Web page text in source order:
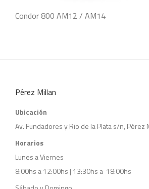
Condor 800 AM12 / AM14
Pérez Millan
Ubicación
Av. Fundadores y Rio de la Plata s/n,
Horarios
Lunes a Viernes
8:00hs a 12:00hs | 13:30hs a 18:00hs